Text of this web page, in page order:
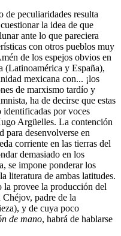
de peculiaridades resulta
la idea de que
ante lo que pareciera
con otros pueblos muy
de los espejos obvios en
(Latinoamérica y España),
mexicana con... ¡los
de marxismo tardío y
ha de decirse que estas
identificadas por voces
Argüelles. La contención
para desenvolverse en
corriente en las tierras del
demasiado en los
se impone ponderar los
literatura de ambas latitudes.
la provee la producción del
padre de la
y de cuya poco
de mano, habrá de hablarse